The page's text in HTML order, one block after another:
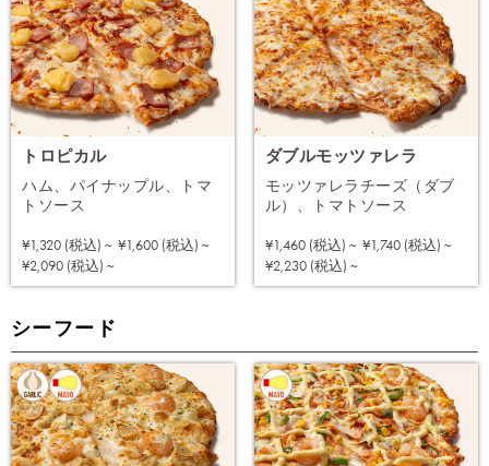
トロピカル
ハム、パイナップル、トマ
トソース
¥1,320 (税込) ~ ¥1,600 (税込) ~
¥2,090 (税込) ~
ダブルモッツァレラ
モッツァレラチーズ（ダブ
ル）、トマトソース
¥1,460 (税込) ~ ¥1,740 (税込) ~
¥2,230 (税込) ~
シーフード